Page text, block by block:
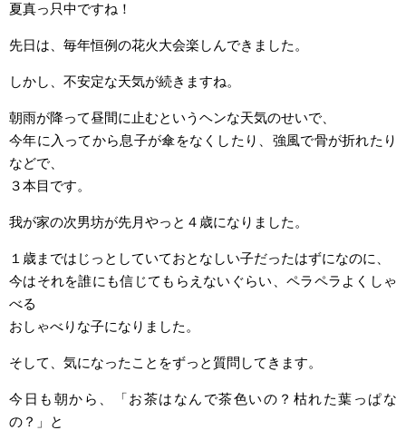
夏真っ只中ですね！
先日は、毎年恒例の花火大会楽しんできました。
しかし、不安定な天気が続きますね。
朝雨が降って昼間に止むというヘンな天気のせいで、
今年に入ってから息子が傘をなくしたり、強風で骨が折れたり
などで、
３本目です。
我が家の次男坊が先月やっと４歳になりました。
１歳まではじっとしていておとなしい子だったはずになのに、
今はそれを誰にも信じてもらえないぐらい、ペラペラよくしゃ
べる
おしゃべりな子になりました。
そして、気になったことをずっと質問してきます。
今日も朝から、「お茶はなんで茶色いの？枯れた葉っぱな
の？」と